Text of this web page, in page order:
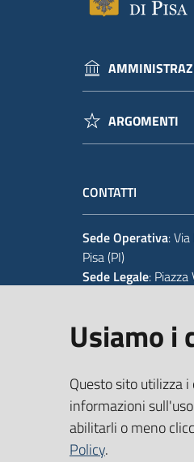
ARGOMENTI
CONTATTI
Sede Operativa:
Pisa (PI)
Sede Legale:
Tel.+39 050
Email :
PEC:
P.I. 01346390501 -
Usiamo i
Questo sito utilizza
informazioni
abilitarli o meno
Policy.